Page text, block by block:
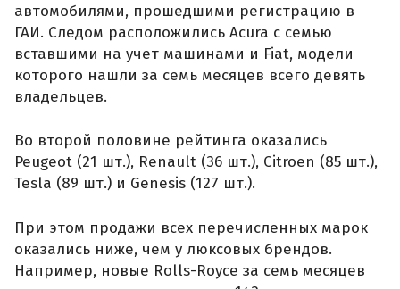
автомобилями, прошедшими регистрацию в
ГАИ. Следом расположились Acura с семью
вставшими на учет машинами и Fiat, модели
которого нашли за семь месяцев всего девять
владельцев.
Во второй половине рейтинга оказались
Peugeot (21 шт.), Renault (36 шт.), Citroen (85 шт.),
Tesla (89 шт.) и Genesis (127 шт.).
При этом продажи всех перечисленных марок
оказались ниже, чем у люксовых брендов.
Например, новые Rolls-Royce за семь месяцев